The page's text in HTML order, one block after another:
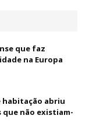
que faz
na Europa
abriu
que não existiam-